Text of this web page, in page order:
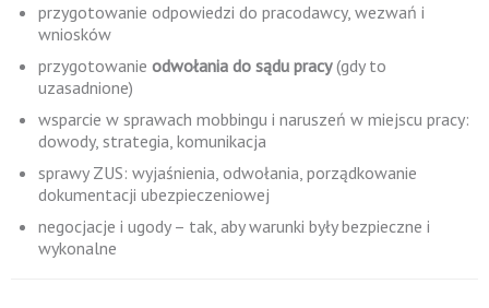
przygotowanie odpowiedzi do pracodawcy, wezwań i
wniosków
przygotowanie odwołania do sądu pracy(gdy to
uzasadnione)
wsparcie w sprawach mobbingu i naruszeń w miejscu pracy:
dowody, strategia, komunikacja
sprawy ZUS: wyjaśnienia, odwołania, porządkowanie
dokumentacji ubezpieczeniowej
negocjacje i ugody – tak, aby warunki były bezpieczne i
wykonalne